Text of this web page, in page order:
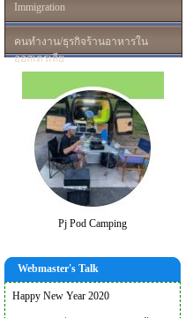
Immigration
คนทำงาน/ธุรกิจร้านอาหารใน
ออสเตรเลีย
Pj Pod Camping
Webmaster's Talk
Happy New Year 2020